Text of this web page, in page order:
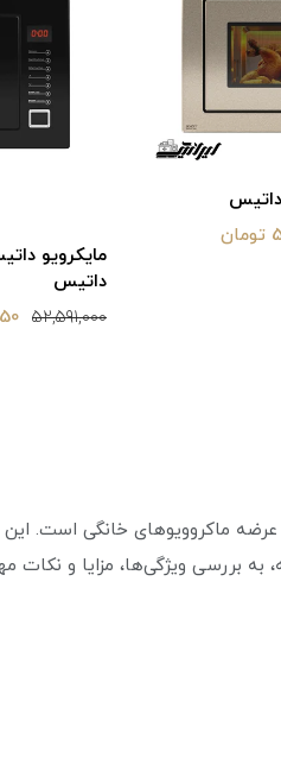
داتیس
52,591,000
ماکروویوهای خانگی است. این
به بررسی ویژگی‌ها، مزایا و